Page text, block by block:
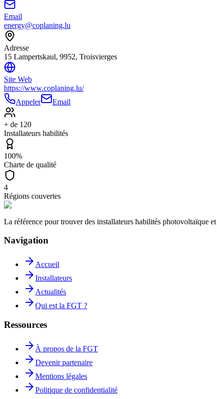
Email
energy@coplaning.lu
Adresse
15 Lampertskaul, 9952, Troisvierges
Site Web
https://www.coplaning.lu/
Appeler
Email
+ de 120
Installateurs habilités
100%
Charte de qualité
4
Régions couvertes
La référence pour trouver des installateurs habilités photovoltaïque
Navigation
Accueil
Installateurs
Actualités
Qui est la FGT ?
Ressources
À propos de la FGT
Devenir partenaire
Mentions légales
Politique de confidentialité